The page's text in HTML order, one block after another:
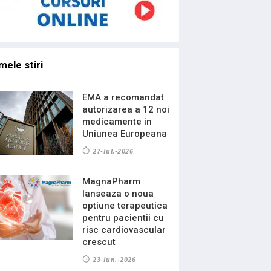
stiri
EMA a recomandat
autorizarea a 12 noi
medicamente in
Uniunea Europeana
27-Iul.-2026
MagnaPharm
lanseaza o noua
optiune terapeutica
pentru pacientii cu
risc cardiovascular
crescut
23-Iun.-2026